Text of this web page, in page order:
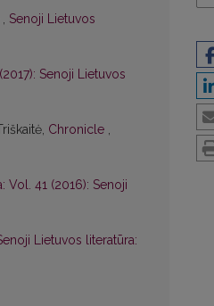
, Senoji Lietuvos
Senoji Lietuvos
Chronicle ,
Vol. 41 (2016): Senoji
Lietuvos literatūra: